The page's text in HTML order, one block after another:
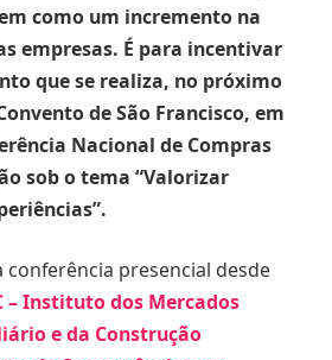
como um incremento na
empresas. É para incentivar
que se realiza, no próximo
de São Francisco, em
Nacional de Compras
sob o tema “Valorizar
conferência presencial desde
– Instituto dos Mercados
e da Construção